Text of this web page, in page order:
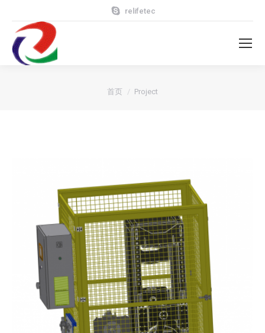
relifetec
您在这里：
首页 Project